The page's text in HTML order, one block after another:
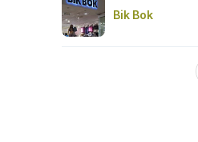
Bik Bok